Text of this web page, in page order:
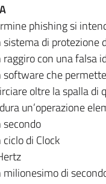
phishing si
sistema di protezione
raggiro con una falsa
software che
oltre la spalla di
un’operazione
secondo
ciclo di Clock
milionesimo di